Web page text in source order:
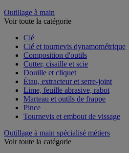
Outillage à main
Voir toute la catégorie
Clé
Clé et tournevis dynamométrique
Composition d'outils
Cutter, cisaille et scie
Douille et cliquet
Étau, extracteur et serre-joint
Lime, feuille abrasive, rabot
Marteau et outils de frappe
Pince
Tournevis et embout de vissage
Outillage à main spécialisé métiers
Voir toute la catégorie